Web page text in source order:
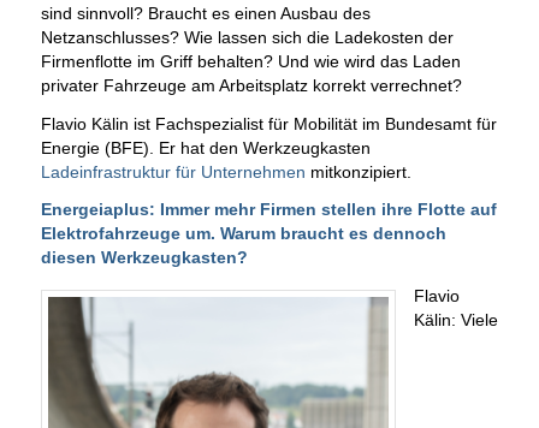
sind sinnvoll? Braucht es einen Ausbau des
Netzanschlusses? Wie lassen sich die Ladekosten der
Firmenflotte im Griff behalten? Und wie wird das Laden
privater Fahrzeuge am Arbeitsplatz korrekt verrechnet?
Flavio Kälin ist Fachspezialist für Mobilität im Bundesamt für
Energie (BFE). Er hat den Werkzeugkasten
Ladeinfrastruktur für Unternehmen mitkonzipiert.
Energeiaplus: Immer mehr Firmen stellen ihre Flotte auf
Elektrofahrzeuge um. Warum braucht es dennoch
diesen Werkzeugkasten?
Flavio
Kälin: Viele